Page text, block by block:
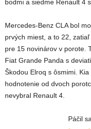
bodmi a siedme Renault 4
Mercedes-Benz CLA bol
prvých miest, a to 22,
pre 15 novinárov v porote.
Fiat Grande Panda s
Škodou Elroq s ôsmimi.
hodnotenie od dvoch
nevybral Renault 4.
Páčil